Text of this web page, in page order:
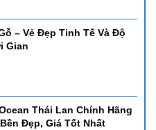
– Vẻ Đẹp Tinh Tế Và Độ
Gian
Thái Lan Chính Hãng
Đẹp, Giá Tốt Nhất